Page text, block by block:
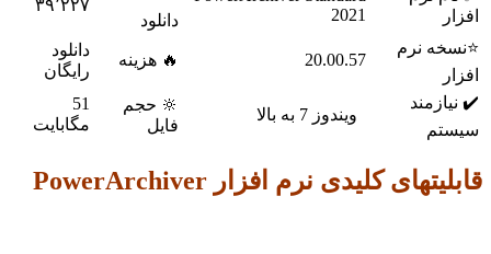
افزار
2021
دانلود
۳۹٬۲۲۷
⭐نسخه نرم
افزار
20.00.57 🔥 هزینه
دانلود
رایگان
✔️ نیازمند
سیستم
ویندوز 7 به بالا
🔆 حجم
فایل
51
مگابایت
قابلیتهای کلیدی نرم افزار PowerArchiver